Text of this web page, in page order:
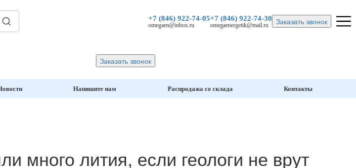
+7 (846) 922-74-05
omegaen@inbox.ru
+7 (846) 922-74-30
omegaenergetik@mail.ru Заказать звонок
Заказать звонок
Напишите нам Распродажа со склада Контакты
много лития, если геологи не врут